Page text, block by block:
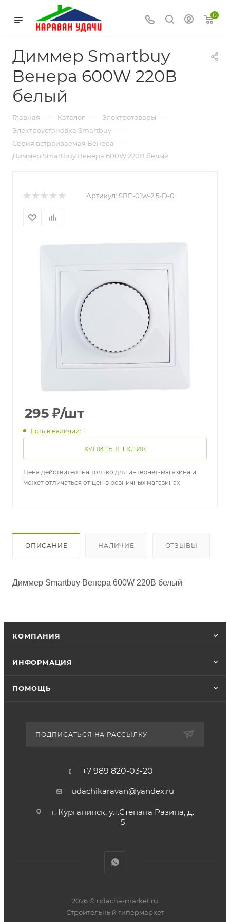
0
Диммер Smartbuy
Венера 600W 220В
белый
Главная — Каталог — Электротовары —
Электроустановка Smartbuy —
Серия встраиваемая Венера —
Диммер Smartbuy Венера 600W 220В белый
Артикул: SBE-01w-2,5-D-0
295 ₽/шт
Есть в наличии: 11
КУПИТЬ В 1 КЛИК
Цена действительна только для интернет-магазина и
может отличаться от цен в розничных магазинах
ОПИСАНИЕ НАЛИЧИЕ ОТЗЫВЫ
КОМПАНИЯ
ИНФОРМАЦИЯ
ПОМОЩЬ
ПОДПИСАТЬСЯ НА РАССЫЛКУ
+7 989 820-03-20
udachikaravan@yandex.ru
г. Курганинск, ул.Степана Разина, д.
5
2026 © udacha-market.ru
Строительный гипермаркет